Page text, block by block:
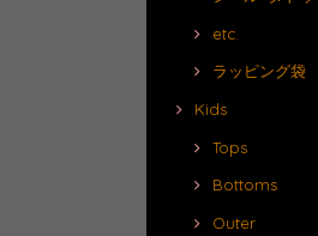
etc.
ラッピング袋
Kids
Tops
Bottoms
Outer